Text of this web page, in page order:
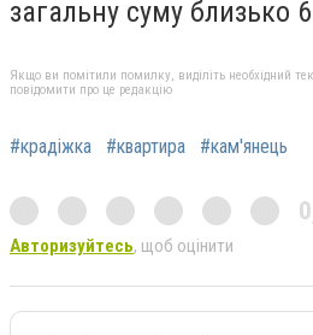
загальну суму близько
Якщо ви помітили помилку, виділіть необхідний
повідомити про це редакцію
#крадіжка #квартира #кам'янець
Авторизуйтесь, щоб оцінити